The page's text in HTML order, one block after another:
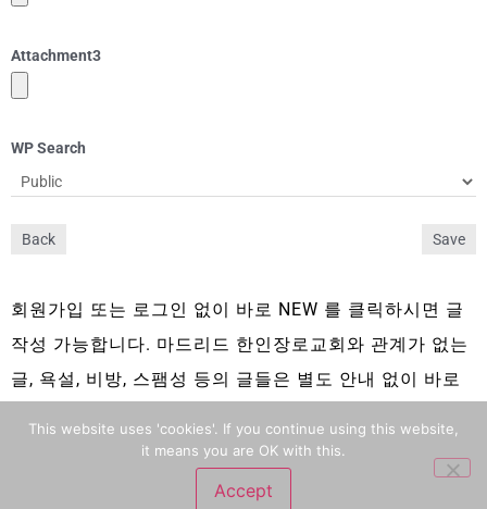
Attachment3
WP Search
Back Save
회원가입 또는 로그인 없이 바로 NEW 를 클릭하시면 글
작성 가능합니다. 마드리드 한인장로교회와 관계가 없는
글, 욕설, 비방, 스팸성 등의 글들은 별도 안내 없이 바로
This website uses 'cookies'. If you continue using this website,
it means you are OK with this.
Accept